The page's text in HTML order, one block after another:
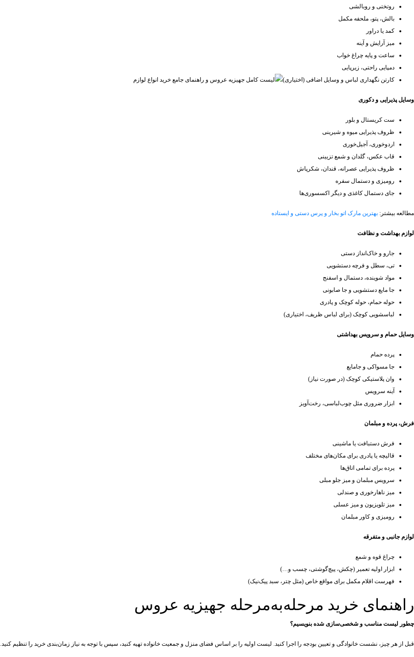
روتختی و روبالشی
بالش، پتو، ملحفه مکمل
کمد یا دراور
میز آرایش و آینه
ساعت و پایه چراغ خواب
دمپایی راحتی، زیرپایی
کارتن نگهداری لباس و وسایل اضافی (اختیاری)
وسایل پذیرایی و دکوری
ست کریستال و بلور
ظروف پذیرایی میوه و شیرینی
اردوخوری، آجیل‌خوری
قاب عکس، گلدان و شمع تزیینی
ظروف پذیرایی عصرانه، قندان، شکرپاش
رومیزی و دستمال سفره
جای دستمال کاغذی و دیگر اکسسوری‌ها
مطالعه بیشتر: بهترین مارک اتو بخار و پرس دستی و ایستاده
لوازم بهداشت و نظافت
جارو و خاک‌انداز دستی
تی، سطل و فرچه دستشویی
مواد شوینده، دستمال و اسفنج
جا مایع دستشویی و جا صابونی
حوله حمام، حوله کوچک و پادری
لباسشویی کوچک (برای لباس ظریف، اختیاری)
وسایل حمام و سرویس بهداشتی
پرده حمام
جا مسواکی و جامایع
وان پلاستیکی کوچک (در صورت نیاز)
آینه سرویس
ابزار ضروری مثل چوب‌لباسی، رخت‌آویز
فرش، پرده و مبلمان
فرش دستبافت یا ماشینی
قالیچه یا پادری برای مکان‌های مختلف
پرده برای تمامی اتاق‌ها
سرویس مبلمان و میز جلو مبلی
میز ناهارخوری و صندلی
میز تلویزیون و میز عسلی
رومیزی و کاور مبلمان
لوازم جانبی و متفرقه
چراغ قوه و شمع
ابزار اولیه تعمیر (چکش، پیچ‌گوشتی، چسب و…)
فهرست اقلام مکمل برای مواقع خاص (مثل چتر، سبد پیک‌نیک)
راهنمای خرید مرحله‌به‌مرحله جهیزیه عروس
چطور لیست مناسب و شخصی‌سازی شده بنویسیم؟
قبل از هر چیز، نشست خانوادگی و تعیین بودجه را اجرا کنید. لیست اولیه را بر اساس فضای منزل و جمعیت خانواده تهیه کنید، سپس با توجه به نیاز زمان‌بندی خرید را تنظیم کنید.